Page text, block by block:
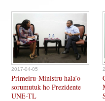
2017-04-05
Primeiru-Ministru hala’o
sorumutuk ho Prezidente
UNE-TL